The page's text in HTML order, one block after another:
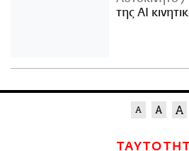
της AI